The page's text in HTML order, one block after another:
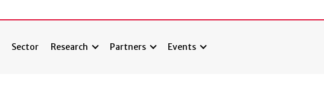
Sector Research Partners Events